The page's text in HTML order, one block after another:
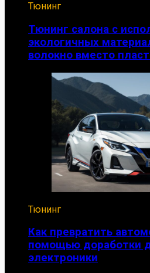
Тюнинг
Тюнинг салона с
экологичных
волокно вместо
Тюнинг
Как превратить
помощью доработки
электроники